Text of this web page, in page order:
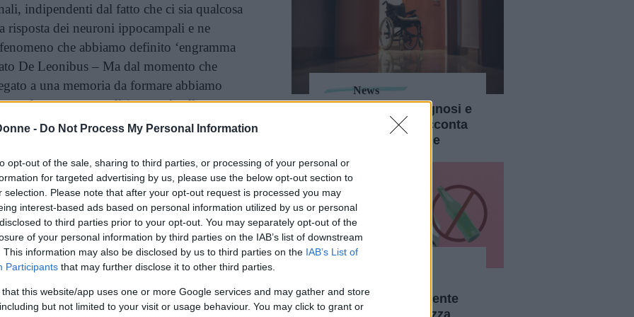
- Do Not Process My Personal Information
opt-out of the sale, sharing to third parties, or processing of your personal or
for targeted advertising by us, please use the below opt-out section to
selection. Please note that after your opt-out request is processed you may
interest-based ads based on personal information utilized by us or personal
to third parties prior to your opt-out. You may separately opt-out of the
of your personal information by third parties on the IAB’s list of downstream
This information may also be disclosed by us to third parties on the IAB’s List of
Participants that may further disclose it to other third parties.
that this website/app uses one or more Google services and may gather and store
but not limited to your visit or usage behaviour. You may click to grant or
indipendenti dal fatto che ci sia qualcosa
risposta dei neuroni ippocampali e ne
che abbiamo definito ‘engramma
De Leonibus – Ma dal momento che
a una memoria da formare abbiamo
produrre una sorta di ‘rumore’ nella rete
la stabilità degli altri ricord.
più sensibile di altre regioni all’effetto
meno dalle donne e proprio questo
essere ciò che lo rende nel tempo più
secondo un meccanismo ‘use
perdi). Non bisogna infatti credere che a
utilizzo siano solo i muscoli, lo stesso accade
News
SLA: sintomi, diagnosi e
decorso. Cosa racconta
il caso di Eric Dane
filosofia poco o niente
alcol per la chiarezza